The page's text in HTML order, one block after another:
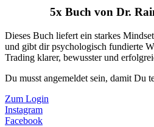
5x Buch von Dr.
Dieses Buch liefert ein starkes
und gibt dir psychologisch fundierte
Trading klarer, bewusster und
Du musst angemeldet sein, damit Du
Zum Login
Instagram
Facebook